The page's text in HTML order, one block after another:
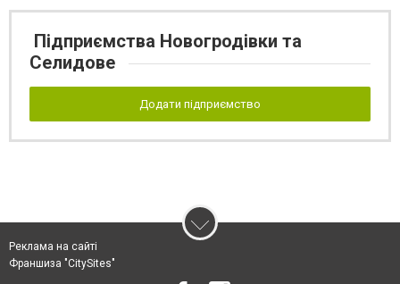
Підприємства Новогродівки та
Селидове
Додати підприємство
Реклама на сайті
Франшиза "CitySites"